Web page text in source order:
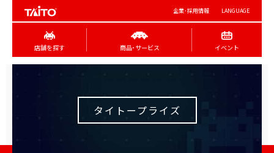
企業･採用情報 LANGUAGE
店舗を探す 商品･サービス イベント
タイトープライズ